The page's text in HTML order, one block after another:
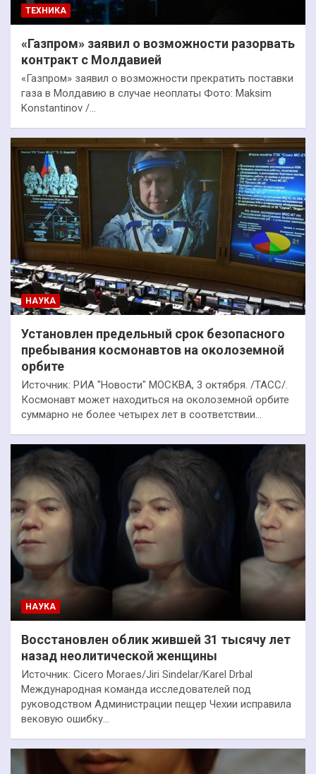
ТЕХНИКА
«Газпром» заявил о возможности разорвать
контракт с Молдавией
«Газпром» заявил о возможности прекратить поставки
газа в Молдавию в случае неоплаты Фото: Maksim
Konstantinov /…
НАУКА
Установлен предельный срок безопасного
пребывания космонавтов на околоземной
орбите
Источник: РИА "Новости" МОСКВА, 3 октября. /ТАСС/.
Космонавт может находиться на околоземной орбите
суммарно не более четырех лет в соответствии…
НАУКА
Восстановлен облик жившей 31 тысячу лет
назад неолитической женщины
Источник: Cicero Moraes/Jiri Sindelar/Karel Drbal
Международная команда исследователей под
руководством Администрации пещер Чехии исправила
вековую ошибку…